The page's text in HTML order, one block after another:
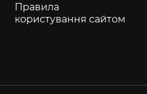
Правила
користування сайтом